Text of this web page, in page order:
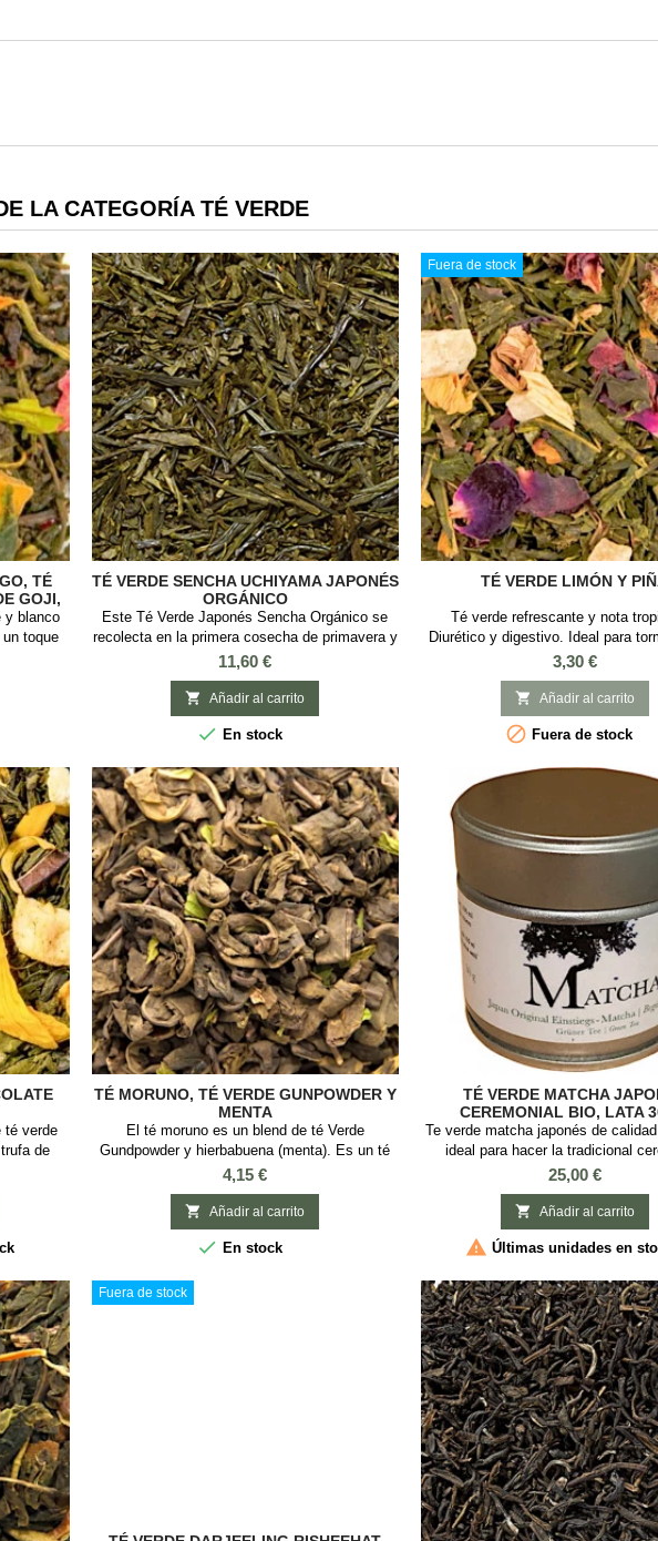
LA CATEGORÍA TÉ VERDE
TÉ
GOJI,
TÉ
y blanco
toque
Cítrico y
verde
TÉ VERDE SENCHA UCHIYAMA JAPONÉS
ORGÁNICO
Este Té Verde Japonés Sencha Orgánico se
recolecta en la primera cosecha de primavera y
tiene excelente calidad. Esta variedad de Té
concentración de antioxidantes según un
estudio de oncólogos canadienses.. Este té
verde es de excelente calidad, con alta
tonos dorados y...
Precio
11,60 €
 Añadir al carrito
 En stock
Fuera de stock
TÉ VERDE LIMÓN Y
Té verde refrescante y nota
Diurético y digestivo. Ideal para
Verano Sabor: Limón y piña.
flores de girasol, pétalos de
Precio
3,30 €
 Añadir al carrito
 Fuera de stock
té verde
de
sabor a
sin
y
TÉ MORUNO, TÉ VERDE GUNPOWDER Y
MENTA
El té moruno es un blend de té Verde
Gundpowder y hierbabuena (menta). Es un té
típico de marruecos y es toda una delicia por
su sabor refrescante y dulce, sus propiedades
diuréticas y su contenido en fluor. Ingredientes:
Té verde Gunpowder y hierbabuena.
Precio
4,15 €
 Añadir al carrito
 En stock
TÉ VERDE MATCHA
CEREMONIAL BIO, LATA
Te verde matcha japonés de
ideal para hacer la tradicional
japonesa del té. En lata de
Precio
25,00 €
 Añadir al carrito
 Últimas unidades en
Fuera de stock